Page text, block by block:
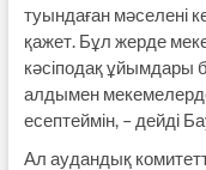
туындаған мәселені
қажет. Бұл жерде
кәсіподақ ұйымдары
алдымен
есептеймін, – дейді
Ал аудандық